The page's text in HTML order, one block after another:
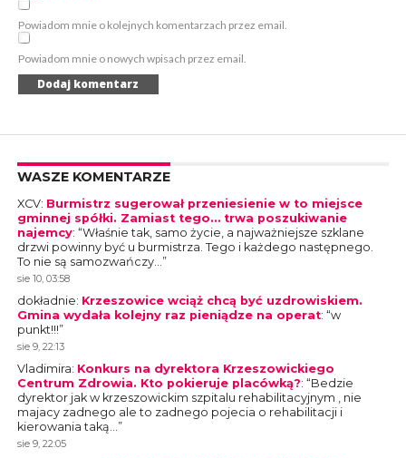
Powiadom mnie o kolejnych komentarzach przez email.
Powiadom mnie o nowych wpisach przez email.
WASZE KOMENTARZE
XCV: Burmistrz sugerował przeniesienie w to miejsce
gminnej spółki. Zamiast tego… trwa poszukiwanie
najemcy: “Właśnie tak, samo życie, a najważniejsze szklane
drzwi powinny być u burmistrza. Tego i każdego następnego.
To nie są samozwańczy…”
sie 10, 03:58
dokładnie: Krzeszowice wciąż chcą być uzdrowiskiem.
Gmina wydała kolejny raz pieniądze na operat: “w
punkt!!!”
sie 9, 22:13
Vladimira: Konkurs na dyrektora Krzeszowickiego
Centrum Zdrowia. Kto pokieruje placówką?: “Bedzie
dyrektor jak w krzeszowickim szpitalu rehabilitacyjnym , nie
majacy zadnego ale to zadnego pojecia o rehabilitacji i
kierowania taką…”
sie 9, 22:05